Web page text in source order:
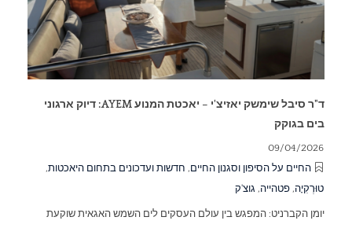
ד"ר סיבל שימשק יאזיצ'י – יאכטת המנוע AYEM: דיוק ארגוני
בים בגוקק
09/04/2026
החיים על הסיפון וסגנון החיים, חדשות ועדכונים בתחום היאכטות,
טוּרְקִיָה, פטהייה, גוצ'ק
יומן הקברניט: המפגש בין עולם העסקים לים השמש האגאית שוקעת